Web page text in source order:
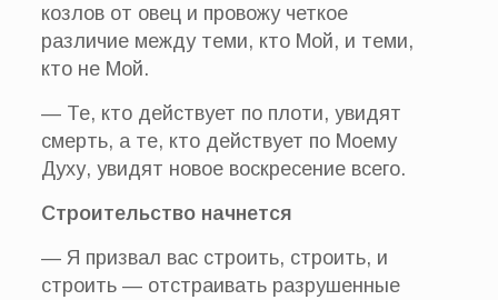
козлов от овец и провожу четкое
различие между теми, кто Мой, и теми,
кто не Мой.
— Те, кто действует по плоти, увидят
смерть, а те, кто действует по Моему
Духу, увидят новое воскресение всего.
Строительство начнется
— Я призвал вас строить, строить, и
строить — отстраивать разрушенные